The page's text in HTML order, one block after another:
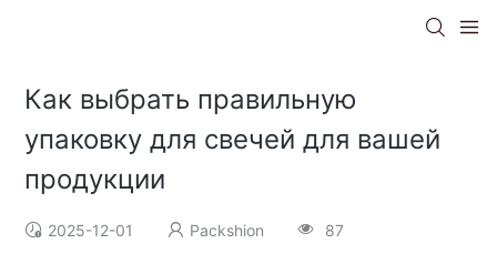
Как выбрать правильную
упаковку для свечей для вашей
продукции
2025-12-01 Packshion 87